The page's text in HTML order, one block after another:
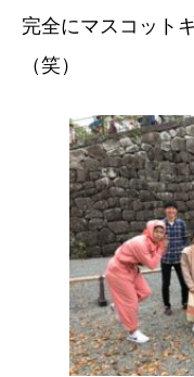
完全にマスコット
（笑）